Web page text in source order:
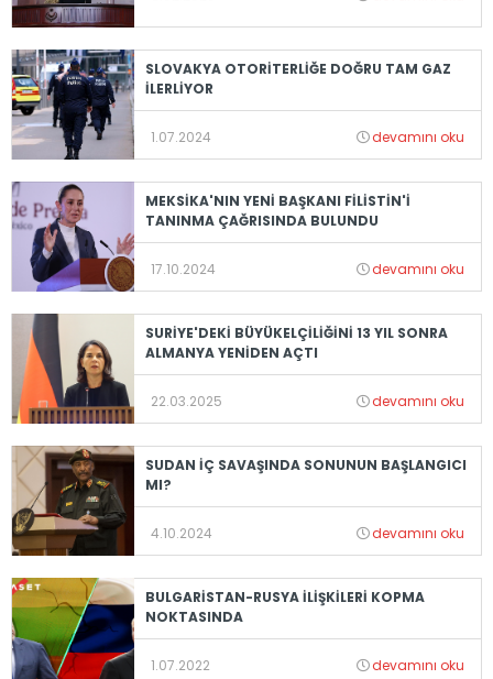
SLOVAKYA OTORİTERLİĞE DOĞRU TAM GAZ
İLERLİYOR
1.07.2024 devamını oku
MEKSİKA'NIN YENİ BAŞKANI FİLİSTİN'İ
TANINMA ÇAĞRISINDA BULUNDU
17.10.2024 devamını oku
SURİYE'DEKİ BÜYÜKELÇİLİĞİNİ 13 YIL SONRA
ALMANYA YENİDEN AÇTI
22.03.2025 devamını oku
SUDAN İÇ SAVAŞINDA SONUNUN BAŞLANGICI
MI?
4.10.2024 devamını oku
BULGARİSTAN-RUSYA İLİŞKİLERİ KOPMA
NOKTASINDA
1.07.2022 devamını oku